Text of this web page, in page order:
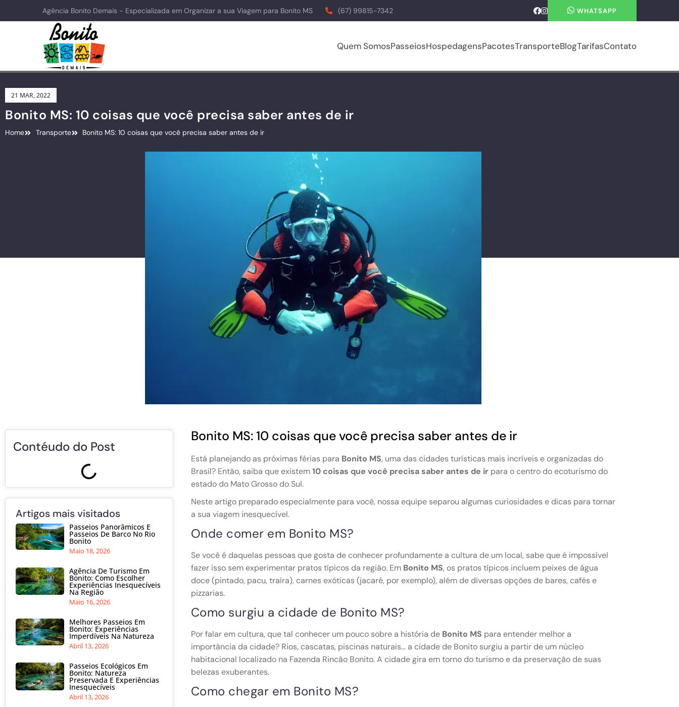
Agência Bonito Demais - Especializada em Organizar a sua Viagem para Bonito MS (67) 99815-7342 WHATSAPP
Quem SomosPasseiosHospedagensPacotesTransporteBlogTarifasContato
21 MAR, 2022
Bonito MS: 10 coisas que você precisa saber antes de ir
Home Transporte Bonito MS: 10 coisas que você precisa saber antes de ir
Contéudo do Post
Artigos mais visitados
Passeios Panorâmicos E
Passeios De Barco No Rio
Bonito
Maio 18, 2026
Agência De Turismo Em
Bonito: Como Escolher
Experiências Inesquecíveis
Na Região
Maio 16, 2026
Melhores Passeios Em
Bonito: Experiências
Imperdíveis Na Natureza
Abril 13, 2026
Passeios Ecológicos Em
Bonito: Natureza
Preservada E Experiências
Inesquecíveis
Abril 13, 2026
Bonito MS: 10 coisas que você precisa saber antes de ir
Está planejando as próximas férias para Bonito MS, uma das cidades turísticas mais incríveis e organizadas do
Brasil? Então, saiba que existem10 coisas que você precisa saber antes de ir para o centro do ecoturismo do
estado do Mato Grosso do Sul.
Neste artigo preparado especialmente para você, nossa equipe separou algumas curiosidades e dicas para tornar
a sua viagem inesquecível.
Onde comer em Bonito MS?
Se você é daquelas pessoas que gosta de conhecer profundamente a cultura de um local, sabe que é impossível
fazer isso sem experimentar pratos típicos da região. Em Bonito MS, os pratos típicos incluem peixes de água
doce (pintado, pacu, traíra), carnes exóticas (jacaré, por exemplo), além de diversas opções de bares, cafés e
pizzarias.
Como surgiu a cidade de Bonito MS?
Por falar em cultura, que tal conhecer um pouco sobre a história deBonito MS para entender melhor a
importância da cidade? Rios, cascatas, piscinas naturais… a cidade de Bonito surgiu a partir de um núcleo
habitacional localizado na Fazenda Rincão Bonito. A cidade gira em torno do turismo e da preservação de suas
belezas exuberantes.
Como chegar em Bonito MS?